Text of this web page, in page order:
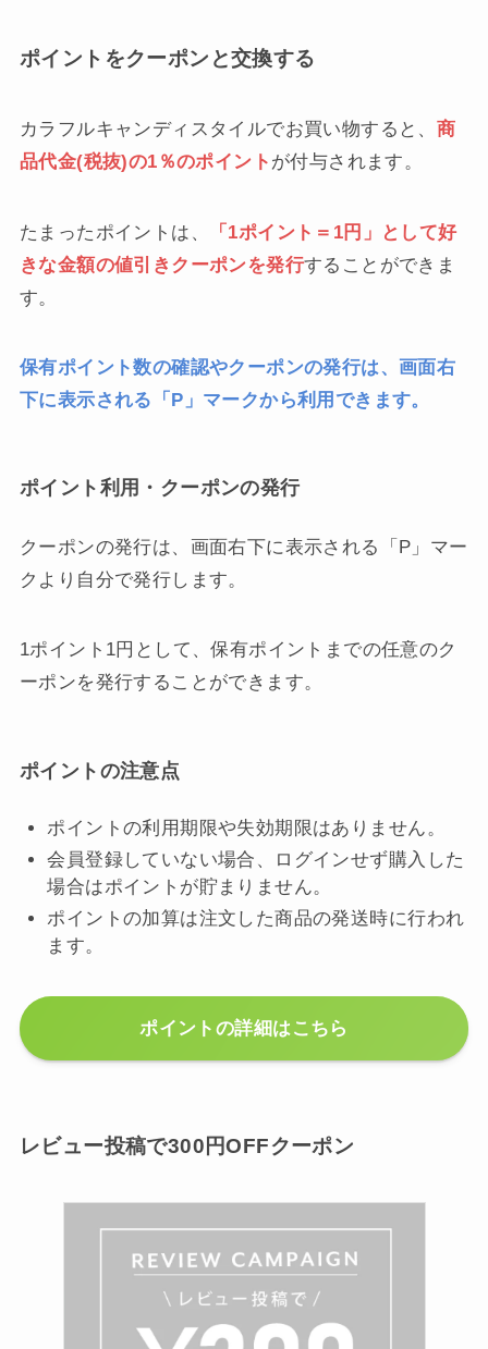
ポイントをクーポンと交換する
カラフルキャンディスタイルでお買い物すると、 商
品代金(税抜)の1％のポイント が付与されます。
たまったポイントは、
「1ポイント＝1円」として好
きな金額の値引きクーポンを発行することができま
す。
保有ポイント数の確認やクーポンの発行は、画面右
下に表示される「P」マークから利用できます。
ポイント利用・クーポンの発行
クーポンの発行は、画面右下に表示される「P」マー
クより自分で発行します。
1ポイント1円として、保有ポイントまでの任意のク
ーポンを発行することができます。
ポイントの注意点
ポイントの利用期限や失効期限はありません。
会員登録していない場合、ログインせず購入した
場合はポイントが貯まりません。
ポイントの加算は注文した商品の発送時に行われ
ます。
ポイントの詳細はこちら
レビュー投稿で300円OFFクーポン